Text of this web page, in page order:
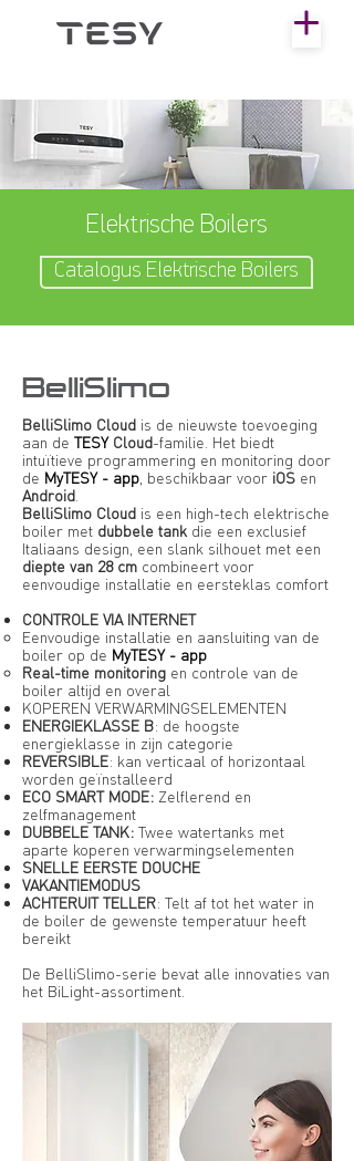
Elektrische Boilers
Catalogus Elektrische Boilers
BelliSlimo
BelliSlimo Cloud is de nieuwste toevoeging
aan de TESY Cloud-familie. Het biedt
intuïtieve programmering en monitoring door
de MyTESY - app , beschikbaar voor iOS en
Android
BelliSlimo Cloud is een high-tech elektrische
boiler met dubbele tank die een exclusief
Italiaans design, een slank silhouet met een
diepte van 28 cm combineert voor
eenvoudige installatie en eersteklas comfort
CONTROLE VIA INTERNET
Eenvoudige installatie en aansluiting van de
boiler op de MyTESY - app
Real-time monitoring en controle van de
boiler altijd en overal
KOPEREN VERWARMINGSELEMENTEN
ENERGIEKLASSE B: de hoogste
energieklasse in zijn categorie
REVERSIBLE: kan verticaal of horizontaal
worden geïnstalleerd
ECO SMART MODE: Zelflerend en
zelfmanagement
DUBBELE TANK: Twee watertanks met
aparte koperen verwarmingselementen
SNELLE EERSTE DOUCHE
VAKANTIEMODUS
ACHTERUIT TELLER: Telt af tot het water in
de boiler de gewenste temperatuur heeft
bereikt
De BelliSlimo-serie bevat alle innovaties van
het BiLight-assortiment.